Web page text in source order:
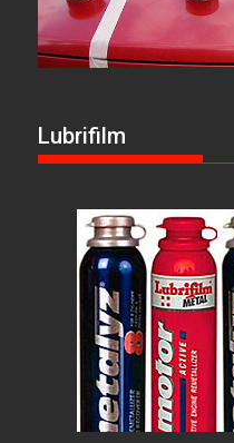
Lubrifilm